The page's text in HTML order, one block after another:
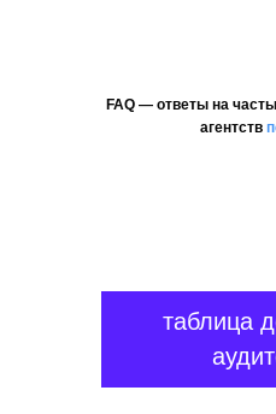
FAQ — ответы на
агентств
таблица